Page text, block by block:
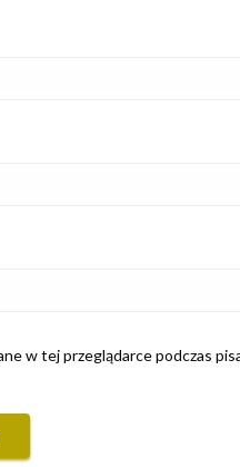
w tej przeglądarce podczas